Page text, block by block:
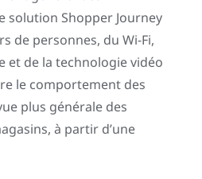
solution Shopper Journey
de personnes, du Wi-Fi,
et de la technologie vidéo
le comportement des
plus générale des
à partir d’une